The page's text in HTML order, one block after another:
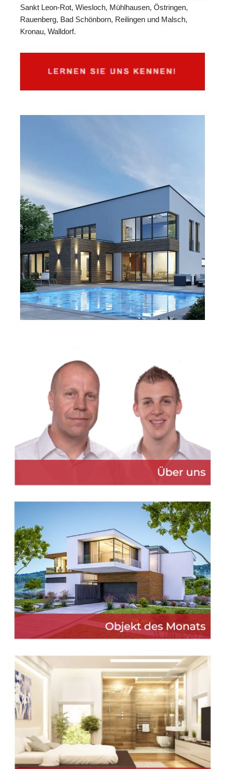
Sankt Leon-Rot, Wiesloch, Mühlhausen, Östringen,
Rauenberg, Bad Schönborn, Reilingen und Malsch,
Kronau, Walldorf.